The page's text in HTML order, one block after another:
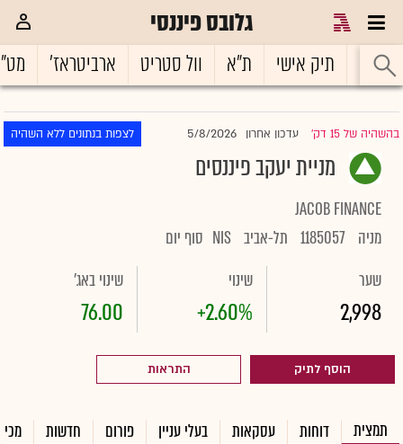
גלובס פיננסי
ראשי תיק אישי ת"א וול סטריט ארביטראז'
בהשהיה של 15 דק' |עדכון אחרון 5/8/2026 לצפות בנתונים ללא השהיה
מניית יעקב פיננסים
JACOB FINANCE
מניה 1185057 תל-אביב NIS סוף יום
שער
2,998
שינוי
+2.60%
שינוי באג'
76.00
הוסף לתיק התראות
תמצית דוחות עסקאות בעלי עניין פורום חדשות